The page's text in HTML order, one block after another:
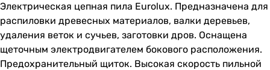
Электрическая цепная пила Eurolux. Предназначена для
распиловки древесных материалов, валки деревьев,
удаления веток и сучьев, заготовки дров. Оснащена
щеточным электродвигателем бокового расположения.
Предохранительный щиток. Высокая скорость пильной